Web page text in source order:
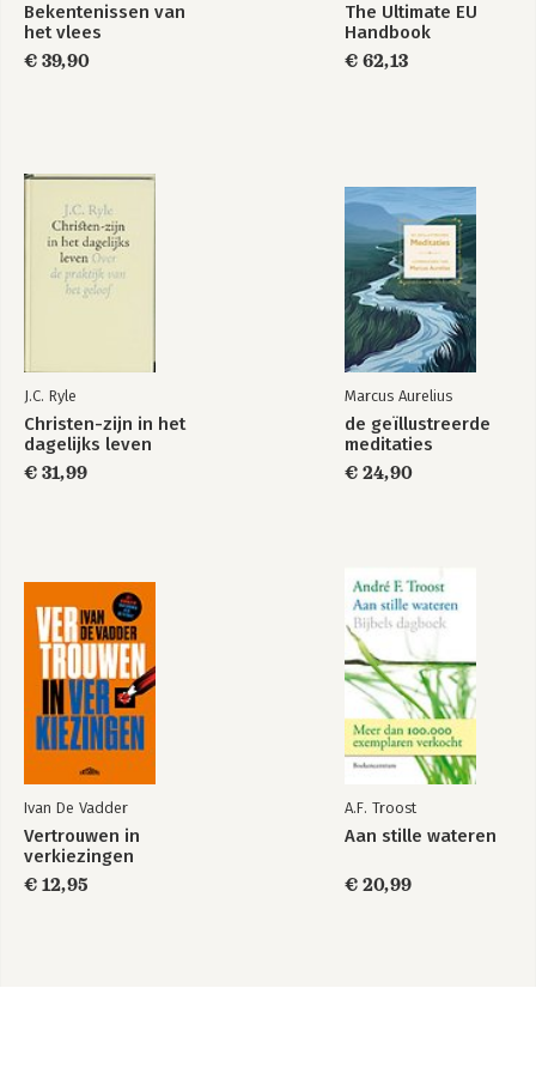
Bekentenissen van
het vlees
€ 39,90
The Ultimate EU
Handbook
€ 62,13
J.C. Ryle
Christen-zijn in het
dagelijks leven
€ 31,99
Marcus Aurelius
de geïllustreerde
meditaties
€ 24,90
Ivan De Vadder
Vertrouwen in
verkiezingen
€ 12,95
A.F. Troost
Aan stille wateren
€ 20,99